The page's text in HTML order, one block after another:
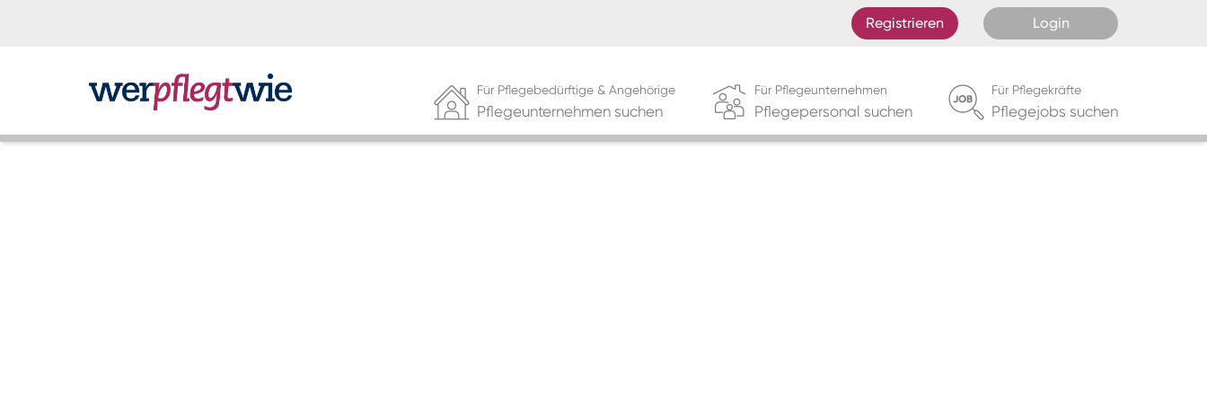
Registrieren Login
Für Pflegebedürftige & Angehörige
Pflegeunternehmen suchen
Für Pflegeunternehmen
Pflegepersonal suchen
Für Pflegekräfte
Pflegejobs suchen